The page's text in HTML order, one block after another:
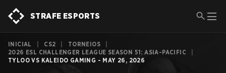
STRAFE ESPORTS
INICIAL CS2 TORNEIOS
2026 ESL CHALLENGER LEAGUE SEASON 51: ASIA-PACIFIC
TYLOO VS KALEIDO GAMING - MAY 26, 2026